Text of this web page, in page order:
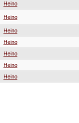
Heino
Heino
Heino
Heino
Heino
Heino
Heino